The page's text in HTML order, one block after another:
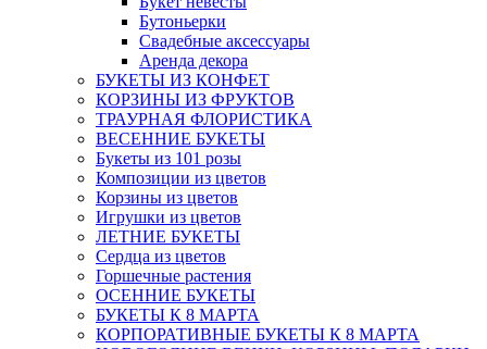
Бутоньерки
Свадебные аксессуары
Аренда декора
БУКЕТЫ ИЗ КОНФЕТ
КОРЗИНЫ ИЗ ФРУКТОВ
ТРАУРНАЯ ФЛОРИСТИКА
ВЕСЕННИЕ БУКЕТЫ
Букеты из 101 розы
Композиции из цветов
Корзины из цветов
Игрушки из цветов
ЛЕТНИЕ БУКЕТЫ
Сердца из цветов
Горшечные растения
ОСЕННИЕ БУКЕТЫ
БУКЕТЫ К 8 МАРТА
КОРПОРАТИВНЫЕ БУКЕТЫ К 8 МАРТА